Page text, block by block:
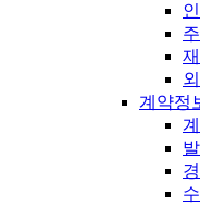
계약정